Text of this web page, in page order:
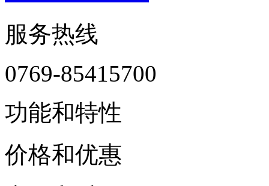
服务热线
0769-85415700
功能和特性
价格和优惠